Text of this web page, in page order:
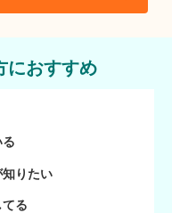
におすすめ
りたい
る